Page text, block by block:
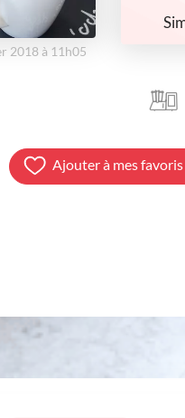
2018 à 11h05
Ajouter à mes favoris